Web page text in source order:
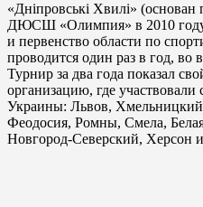
«Дніпровські Хвилі»
ДЮСШ «Олимпия» в 2010
и первенство области по
проводится один раз в год, во
Турнир за два года показал
организацию, где
Украины: Львов,
Феодосия, Ромны, Смела,
Новгород-Северский, Херсон